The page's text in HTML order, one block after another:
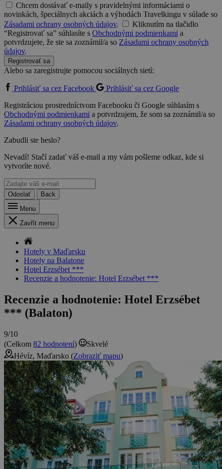
Chcem dostávať e-maily s pravidelnými informáciami o
novinkách, špeciálnych akciách a výhodách Travelkingu v súlade so
Zásadami ochrany osobných údajov.
Kliknutím na tlačidlo
“Registrovať sa” súhlasíte s Obchodnými podmienkami a
potvrdzujete, že ste sa zoznámil/a so Zásadami ochrany osobných
údajov.
Registrovať sa
Alebo sa zaregistrujte pomocou sociálnych sietí:
Prihlásiť sa cez Facebook
Prihlásiť sa cez Google
Registráciou prostredníctvom Facebooku či Google súhlasím s
Obchodnými podmienkami a potvrdzujem, že som sa zoznámil/a so
Zásadami ochrany osobných údajov.
Zabudli ste heslo?
Nevadí! Stačí zadať váš e-mail a my vám pošleme odkaz, kde si
vytvoríte nové.
Odoslať
Back
Menu
Zavřít menu
Hotely v Maďarsku
Hotely na Balatone
Hotel Erzsébet ***
Recenzie a hodnotenie: Hotel Erzsébet ***
Recenzie a hodnotenie: Hotel Erzsébet
*** (Balaton)
9/10
(Celkom 82 hodnotení)
Skvelé
Hévíz, Maďarsko (Zobraziť mapu)